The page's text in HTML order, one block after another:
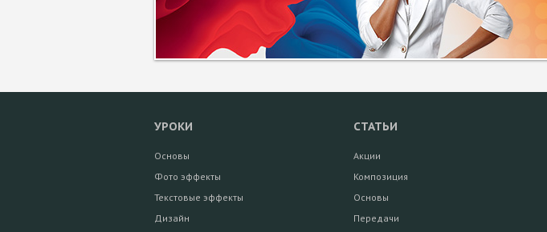
УРОКИ
Основы
Фото эффекты
Текстовые эффекты
Дизайн
СТАТЬИ
Акции
Композиция
Основы
Передачи